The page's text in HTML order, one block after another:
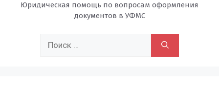
Юридическая помощь по вопросам оформления
документов в УФМС